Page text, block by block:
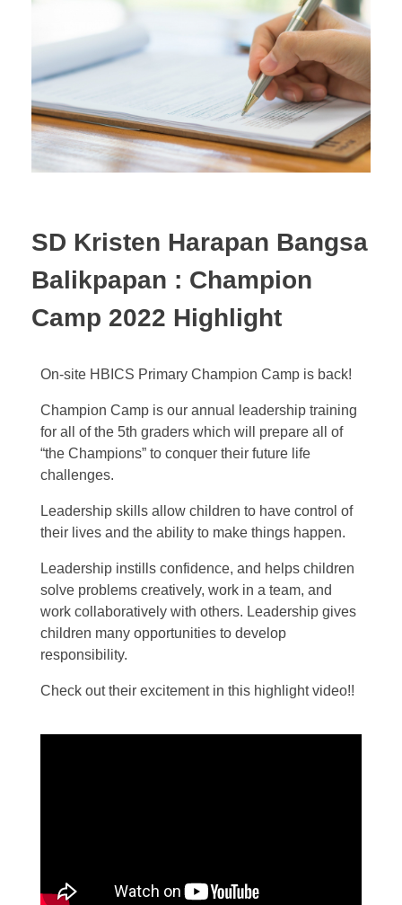
Kunjungi Kami
Sekolah Dasar
Sekolah Menengah Pertama
Sekolah Menengah Atas
Alumni
Orang Tua
PUBLIKASI
HBICS Exclusive Merchant
Artikel
HUBUNGI KAMI
SD Kristen Harapan Bangsa
Balikpapan : Champion
Camp 2022 Highlight
On-site HBICS Primary Champion Camp is back!
Champion Camp is our annual leadership training
for all of the 5th graders which will prepare all of
“the Champions” to conquer their future life
challenges.
Leadership skills allow children to have control of
their lives and the ability to make things happen.
Leadership instills confidence, and helps children
solve problems creatively, work in a team, and
work collaboratively with others. Leadership gives
children many opportunities to develop
responsibility.
Check out their excitement in this highlight video!!